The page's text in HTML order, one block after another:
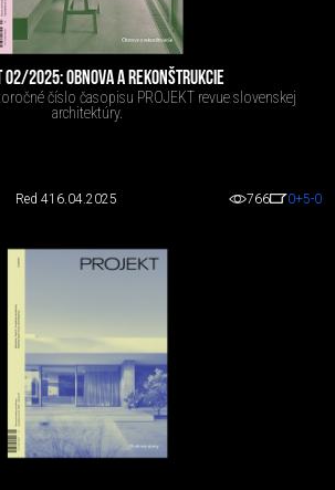
02/2025: OBNOVA A REKONŠTRUKCIE
číslo časopisu PROJEKT revue slovenskej
architektúry.
Red 416.04.2025 766 0+5-0